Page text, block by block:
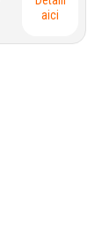
aici